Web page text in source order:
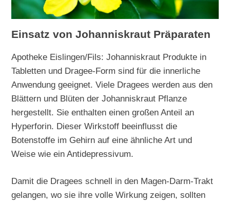
Einsatz von Johanniskraut Präparaten
Apotheke Eislingen/Fils: Johanniskraut Produkte in
Tabletten und Dragee-Form sind für die innerliche
Anwendung geeignet. Viele Dragees werden aus den
Blättern und Blüten der Johanniskraut Pflanze
hergestellt. Sie enthalten einen großen Anteil an
Hyperforin. Dieser Wirkstoff beeinflusst die
Botenstoffe im Gehirn auf eine ähnliche Art und
Weise wie ein Antidepressivum.
Damit die Dragees schnell in den Magen-Darm-Trakt
gelangen, wo sie ihre volle Wirkung zeigen, sollten